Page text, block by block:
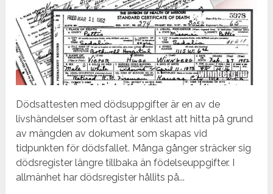
Dödsattesten med dödsuppgifter är en av de
livshändelser som oftast är enklast att hitta på grund
av mängden av dokument som skapas vid
tidpunkten för dödsfallet. Många gånger sträcker sig
dödsregister längre tillbaka än födelseuppgifter. I
allmänhet har dödsregister hållits på...